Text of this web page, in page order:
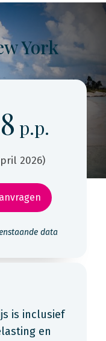
York
p.p.
2026)
data
is inclusief
en